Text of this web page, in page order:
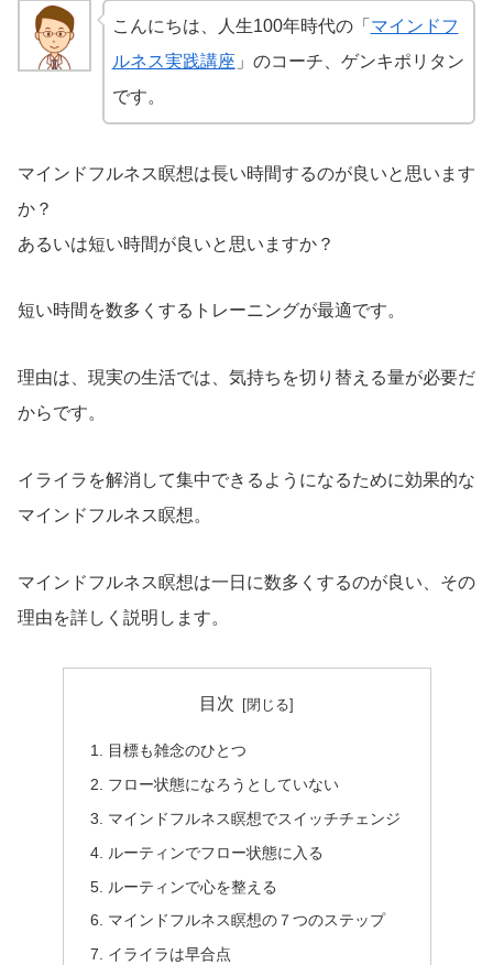
こんにちは、人生100年時代の「 マインドフ
ルネス実践講座 」のコーチ、ゲンキポリタン
です。
マインドフルネス瞑想は長い時間するのが良いと思います
か？
あるいは短い時間が良いと思いますか？
短い時間を数多くするトレーニングが最適です。
理由は、現実の生活では、気持ちを切り替える量が必要だ
からです。
イライラを解消して集中できるようになるために効果的な
マインドフルネス瞑想。
マインドフルネス瞑想は一日に数多くするのが良い、その
理由を詳しく説明します。
目次
目標も雑念のひとつ
フロー状態になろうとしていない
マインドフルネス瞑想でスイッチチェンジ
ルーティンでフロー状態に入る
ルーティンで心を整える
マインドフルネス瞑想の７つのステップ
イライラは早合点